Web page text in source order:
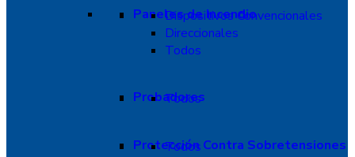
Paneles de Incendio
Dispositivos Convencionales
Direccionales
Todos
Probadores
Todos
Protección Contra Sobretensiones
Todos